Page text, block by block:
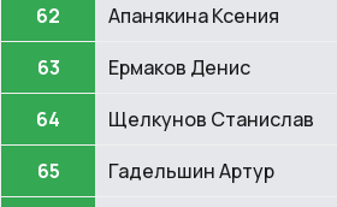
62
Апанякина Ксения
63
Ермаков Денис
64
Щелкунов Станислав
65
Гадельшин Артур